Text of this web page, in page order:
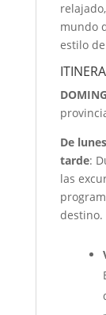
mundo
estilo
De
tarde:
las
destino.